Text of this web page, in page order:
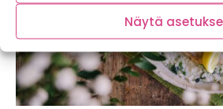
Näytä